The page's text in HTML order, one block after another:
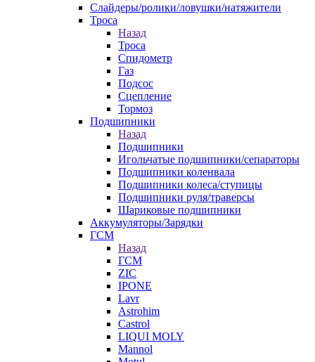
Слайдеры/ролики/ловушки/натяжители
Троса
Назад
Троса
Спидометр
Газ
Подсос
Сцепление
Тормоз
Подшипники
Назад
Подшипники
Игольчатые подшипники/сепараторы
Подшипники коленвала
Подшипники колеса/ступицы
Подшипники руля/траверсы
Шариковые подшипники
Аккумуляторы/Зарядки
ГСМ
Назад
ГСМ
ZIC
IPONE
Lavr
Astrohim
Castrol
LIQUI MOLY
Mannol